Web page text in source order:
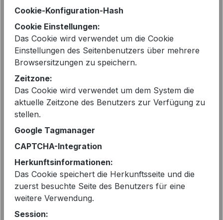
Verkaufspreis:
79,99 € %
145,00 €*
Sie sparen 45%
Preise inkl. MwSt. zzgl. Versandkosten
Sofort verfügbar, Lieferzeit: 2-5 Tage
auswählen
M - 38
Produkt Anzahl: Gib den
In den Warenkorb
Cookie-Konfiguration-Hash
Cookie Einstellungen:
Das Cookie wird verwendet um die Cookie
Einstellungen des Seitenbenutzers über mehrere
Browsersitzungen zu speichern.
Zeitzone:
Das Cookie wird verwendet um dem System die
aktuelle Zeitzone des Benutzers zur Verfügung zu
stellen.
Google Tagmanager
CAPTCHA-Integration
Herkunftsinformationen:
Das Cookie speichert die Herkunftsseite und die
zuerst besuchte Seite des Benutzers für eine
weitere Verwendung.
Session: